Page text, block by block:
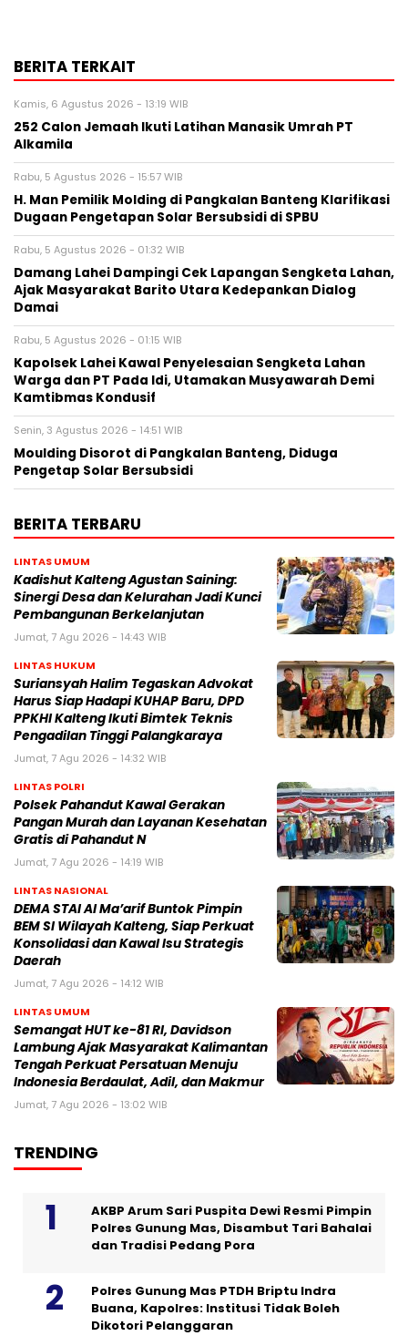
BERITA TERKAIT
Kamis, 6 Agustus 2026 - 13:19 WIB
252 Calon Jemaah Ikuti Latihan Manasik Umrah PT
Alkamila
Rabu, 5 Agustus 2026 - 15:57 WIB
H. Man Pemilik Molding di Pangkalan Banteng Klarifikasi
Dugaan Pengetapan Solar Bersubsidi di SPBU
Rabu, 5 Agustus 2026 - 01:32 WIB
Damang Lahei Dampingi Cek Lapangan Sengketa Lahan,
Ajak Masyarakat Barito Utara Kedepankan Dialog
Damai
Rabu, 5 Agustus 2026 - 01:15 WIB
Kapolsek Lahei Kawal Penyelesaian Sengketa Lahan
Warga dan PT Pada Idi, Utamakan Musyawarah Demi
Kamtibmas Kondusif
Senin, 3 Agustus 2026 - 14:51 WIB
Moulding Disorot di Pangkalan Banteng, Diduga
Pengetap Solar Bersubsidi
BERITA TERBARU
LINTAS UMUM
Kadishut Kalteng Agustan Saining:
Sinergi Desa dan Kelurahan Jadi Kunci
Pembangunan Berkelanjutan
Jumat, 7 Agu 2026 - 14:43 WIB
LINTAS HUKUM
Suriansyah Halim Tegaskan Advokat
Harus Siap Hadapi KUHAP Baru, DPD
PPKHI Kalteng Ikuti Bimtek Teknis
Pengadilan Tinggi Palangkaraya
Jumat, 7 Agu 2026 - 14:32 WIB
LINTAS POLRI
Polsek Pahandut Kawal Gerakan
Pangan Murah dan Layanan Kesehatan
Gratis di Pahandut N
Jumat, 7 Agu 2026 - 14:19 WIB
LINTAS NASIONAL
DEMA STAI Al Ma’arif Buntok Pimpin
BEM SI Wilayah Kalteng, Siap Perkuat
Konsolidasi dan Kawal Isu Strategis
Daerah
Jumat, 7 Agu 2026 - 14:12 WIB
LINTAS UMUM
Semangat HUT ke-81 RI, Davidson
Lambung Ajak Masyarakat Kalimantan
Tengah Perkuat Persatuan Menuju
Indonesia Berdaulat, Adil, dan Makmur
Jumat, 7 Agu 2026 - 13:02 WIB
TRENDING
AKBP Arum Sari Puspita Dewi Resmi Pimpin
Polres Gunung Mas, Disambut Tari Bahalai
dan Tradisi Pedang Pora
Polres Gunung Mas PTDH Briptu Indra
Buana, Kapolres: Institusi Tidak Boleh
Dikotori Pelanggaran